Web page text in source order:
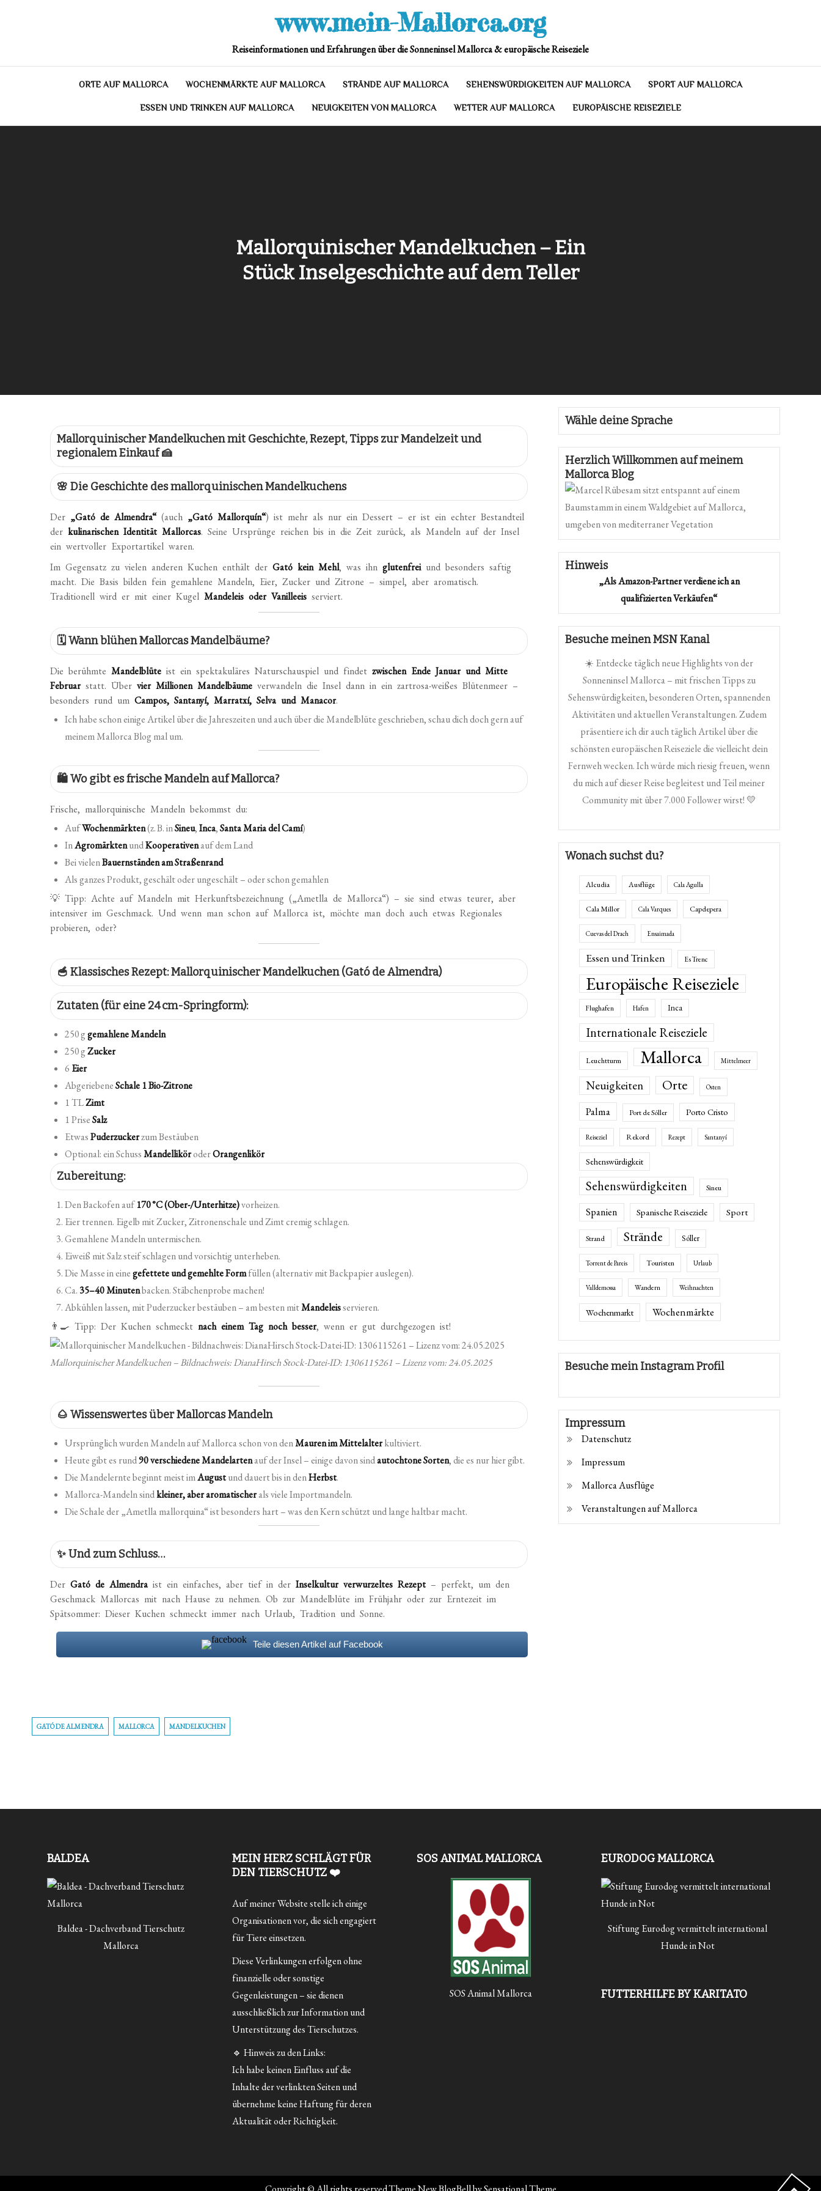
www.mein-Mallorca.org
Reiseinformationen und Erfahrungen über die Sonneninsel Mallorca & europäische Reiseziele
ORTE AUF MALLORCA WOCHENMÄRKTE AUF MALLORCA STRÄNDE AUF MALLORCA SEHENSWÜRDIGKEITEN AUF MALLORCA SPORT AUF MALLORCA
ESSEN UND TRINKEN AUF MALLORCA NEUIGKEITEN VON MALLORCA WETTER AUF MALLORCA EUROPÄISCHE REISEZIELE
Mallorquinischer Mandelkuchen – Ein
Stück Inselgeschichte auf dem Teller
Mallorquinischer Mandelkuchen mit Geschichte, Rezept, Tipps zur Mandelzeit und
regionalem Einkauf 🍰
🌸 Die Geschichte des mallorquinischen Mandelkuchens
Der „Gató de Almendra“(auch „Gató Mallorquín“) ist mehr als nur ein Dessert – er ist ein echter Bestandteil
derkulinarischen Identität Mallorcas. Seine Ursprünge reichen bis in die Zeit zurück, als Mandeln auf der Insel
ein wertvoller Exportartikel waren.
Im Gegensatz zu vielen anderen Kuchen enthält derGató kein Mehl, was ihnglutenfreiund besonders saftig
macht. Die Basis bilden fein gemahlene Mandeln, Eier, Zucker und Zitrone – simpel, aber aromatisch.
Traditionell wird er mit einer KugelMandeleis oder Vanilleeis serviert.
🗓️ Wann blühen Mallorcas Mandelbäume?
Die berühmteMandelblüte ist ein spektakuläres Naturschauspiel und findetzwischen Ende Januar und Mitte
Februarstatt. Übervier Millionen Mandelbäume verwandeln die Insel dann in ein zartrosa-weißes Blütenmeer –
besonders rund umCampos, Santanyí, Marratxí, Selva und Manacor.
Ich habe schon einige Artikel über die Jahreszeiten und auch über die Mandelblüte geschrieben, schau dich doch gern auf
meinem Mallorca Blog mal um.
🛍️ Wo gibt es frische Mandeln auf Mallorca?
Frische, mallorquinische Mandeln bekommst du:
AufWochenmärkten(z. B. inSineu,Inca,Santa Maria del Camí)
InAgromärktenundKooperativenauf dem Land
Bei vielenBauernständen am Straßenrand
Als ganzes Produkt, geschält oder ungeschält – oder schon gemahlen
💡 Tipp: Achte auf Mandeln mit Herkunftsbezeichnung („Ametlla de Mallorca“) – sie sind etwas teurer, aber
intensiver im Geschmack. Und wenn man schon auf Mallorca ist, möchte man doch auch etwas Regionales
probieren, oder?
🥣 Klassisches Rezept: Mallorquinischer Mandelkuchen (Gató de Almendra)
Zutaten (für eine 24 cm-Springform):
250 ggemahlene Mandeln
250 gZucker
6 Eier
AbgeriebeneSchale 1 Bio-Zitrone
1 TLZimt
1 PriseSalz
EtwasPuderzuckerzum Bestäuben
Optional: ein SchussMandelliköroderOrangenlikör
Zubereitung:
Den Backofen auf170 °C (Ober-/Unterhitze)vorheizen.
Eier trennen. Eigelb mit Zucker, Zitronenschale und Zimt cremig schlagen.
Gemahlene Mandeln untermischen.
Eiweiß mit Salz steif schlagen und vorsichtig unterheben.
Die Masse in einegefettete und gemehlte Formfüllen (alternativ mit Backpapier auslegen).
Ca. 35–40 Minutenbacken. Stäbchenprobe machen!
Abkühlen lassen, mit Puderzucker bestäuben – am besten mitMandeleisservieren.
👨‍🍳 Tipp: Der Kuchen schmecktnach einem Tag noch besser, wenn er gut durchgezogen ist!
Mallorquinischer Mandelkuchen – Bildnachweis: DianaHirsch Stock-Datei-ID: 1306115261 – Lizenz vom: 24.05.2025
🌰 Wissenswertes über Mallorcas Mandeln
Ursprünglich wurden Mandeln auf Mallorca schon von denMauren im Mittelalterkultiviert.
Heute gibt es rund90 verschiedene Mandelartenauf der Insel – einige davon sindautochtone Sorten, die es nur hier gibt.
Die Mandelernte beginnt meist imAugustund dauert bis in denHerbst.
Mallorca-Mandeln sindkleiner, aber aromatischerals viele Importmandeln.
Die Schale der „Ametlla mallorquina“ ist besonders hart – was den Kern schützt und lange haltbar macht.
✨ Und zum Schluss…
DerGató de Almendraist ein einfaches, aber tief in derInselkultur verwurzeltes Rezept – perfekt, um den
Geschmack Mallorcas mit nach Hause zu nehmen. Ob zur Mandelblüte im Frühjahr oder zur Erntezeit im
Spätsommer: Dieser Kuchen schmeckt immer nach Urlaub, Tradition und Sonne.
Teile diesen Artikel auf Facebook
GATÓ DE ALMENDRA MALLORCA MANDELKUCHEN
Wähle deine Sprache
Herzlich Willkommen auf meinem
Mallorca Blog
Hinweis
„Als Amazon-Partner verdiene ich an
qualifizierten Verkäufen“
Besuche meinen MSN Kanal
☀️ Entdecke täglich neue Highlights von der
Sonneninsel Mallorca – mit frischen Tipps zu
Sehenswürdigkeiten, besonderen Orten, spannenden
Aktivitäten und aktuellen Veranstaltungen. Zudem
präsentiere ich dir auch täglich Artikel über die
schönsten europäischen Reiseziele die vielleicht dein
Fernweh wecken. Ich würde mich riesig freuen, wenn
du mich auf dieser Reise begleitest und Teil meiner
Community mit über 7.000 Follower wirst! 💛
Wonach suchst du?
Alcudia Ausflüge Cala Agulla
Cala Millor Cala Varques Capdepera
Cuevas del Drach Ensaimada
Essen und Trinken Es Trenc
Europäische Reiseziele
Flughafen Hafen Inca
Internationale Reiseziele
Leuchtturm Mallorca Mittelmeer
Neuigkeiten Orte Osten
Palma Port de Sóller Porto Cristo
Reiseziel Rekord Rezept Santanyí
Sehenswürdigkeit
Sehenswürdigkeiten Sineu
Spanien Spanische Reiseziele Sport
Strand Strände Sóller
Torrent de Pareis Touristen Urlaub
Valldemossa Wandern Weihnachten
Wochenmarkt Wochenmärkte
Besuche mein Instagram Profil
Impressum
Datenschutz
Impressum
Mallorca Ausflüge
Veranstaltungen auf Mallorca
BALDEA
Baldea - Dachverband Tierschutz
Mallorca
MEIN HERZ SCHLÄGT FÜR
DEN TIERSCHUTZ ❤️
Auf meiner Website stelle ich einige
Organisationen vor, die sich engagiert
für Tiere einsetzen.
Diese Verlinkungen erfolgen ohne
finanzielle oder sonstige
Gegenleistungen – sie dienen
ausschließlich zur Information und
Unterstützung des Tierschutzes.
🔹 Hinweis zu den Links:
Ich habe keinen Einfluss auf die
Inhalte der verlinkten Seiten und
übernehme keine Haftung für deren
Aktualität oder Richtigkeit.
SOS ANIMAL MALLORCA
SOS Animal Mallorca
EURODOG MALLORCA
Stiftung Eurodog vermittelt international
Hunde in Not
FUTTERHILFE BY KARITATO